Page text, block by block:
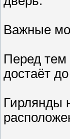
Важные
Перед тем
достаёт
Гирлянды